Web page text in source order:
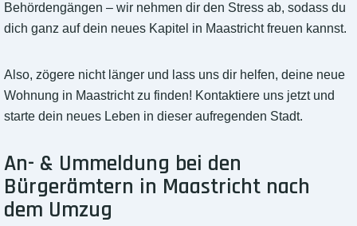
Behördengängen – wir nehmen dir den Stress ab, sodass du
dich ganz auf dein neues Kapitel in Maastricht freuen kannst.
Also, zögere nicht länger und lass uns dir helfen, deine neue
Wohnung in Maastricht zu finden! Kontaktiere uns jetzt und
starte dein neues Leben in dieser aufregenden Stadt.
An- & Ummeldung bei den
Bürgerämtern in Maastricht nach
dem Umzug